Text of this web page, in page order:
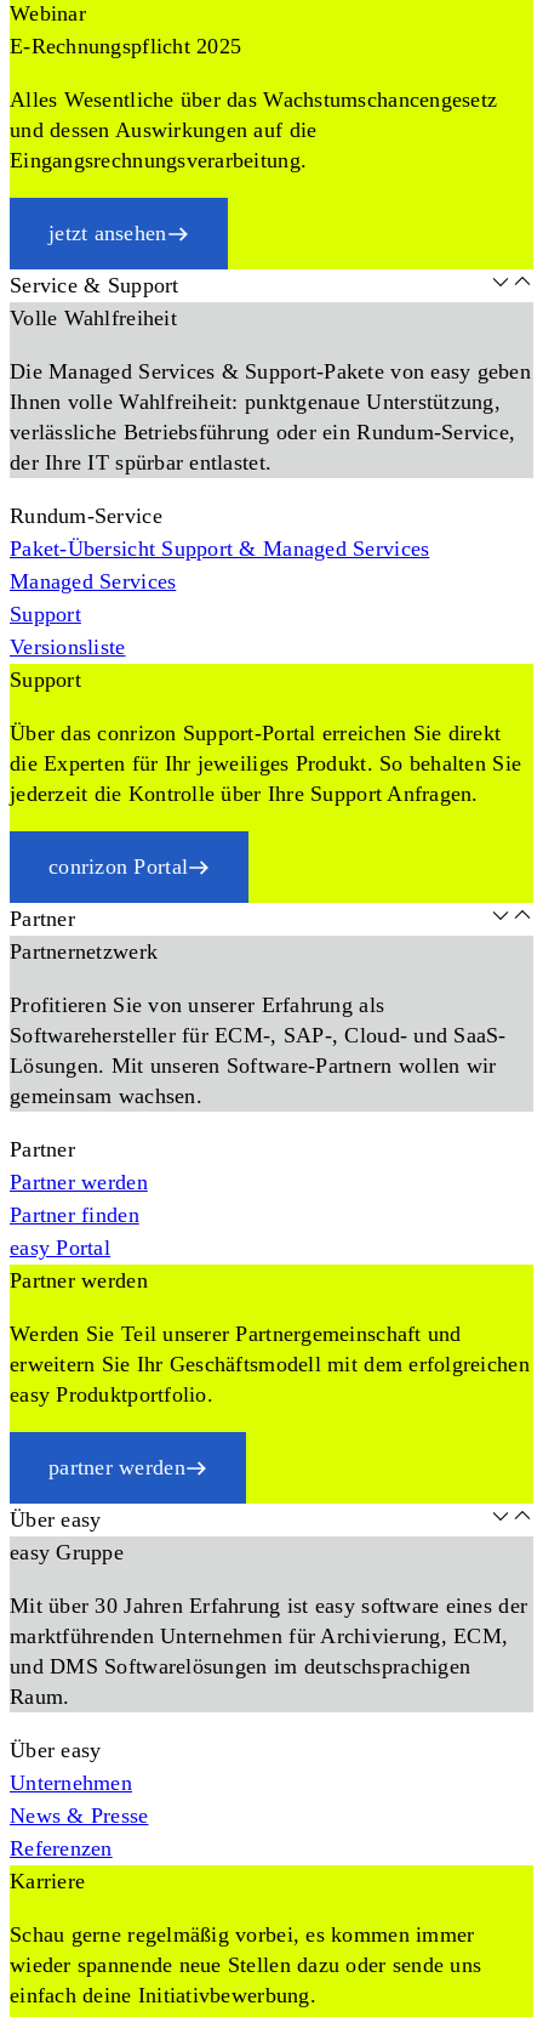
Webinar
E-Rechnungspflicht 2025
Alles Wesentliche über das Wachstumschancengesetz
und dessen Auswirkungen auf die
Eingangsrechnungsverarbeitung.
jetzt ansehen
Service & Support
Volle Wahlfreiheit
Die Managed Services & Support-Pakete von easy geben
Ihnen volle Wahlfreiheit: punktgenaue Unterstützung,
verlässliche Betriebsführung oder ein Rundum-Service,
der Ihre IT spürbar entlastet.
Rundum-Service
Paket-Übersicht Support & Managed Services
Managed Services
Support
Versionsliste
Support
Über das conrizon Support-Portal erreichen Sie direkt
die Experten für Ihr jeweiliges Produkt. So behalten Sie
jederzeit die Kontrolle über Ihre Support Anfragen.
conrizon Portal
Partner
Partnernetzwerk
Profitieren Sie von unserer Erfahrung als
Softwarehersteller für ECM-, SAP-, Cloud- und SaaS-
Lösungen. Mit unseren Software-Partnern wollen wir
gemeinsam wachsen.
Partner
Partner werden
Partner finden
easy Portal
Partner werden
Werden Sie Teil unserer Partnergemeinschaft und
erweitern Sie Ihr Geschäftsmodell mit dem erfolgreichen
easy Produktportfolio.
partner werden
Über easy
easy Gruppe
Mit über 30 Jahren Erfahrung ist easy software eines der
marktführenden Unternehmen für Archivierung, ECM,
und DMS Softwarelösungen im deutschsprachigen
Raum.
Über easy
Unternehmen
News & Presse
Referenzen
Karriere
Schau gerne regelmäßig vorbei, es kommen immer
wieder spannende neue Stellen dazu oder sende uns
einfach deine Initiativbewerbung.